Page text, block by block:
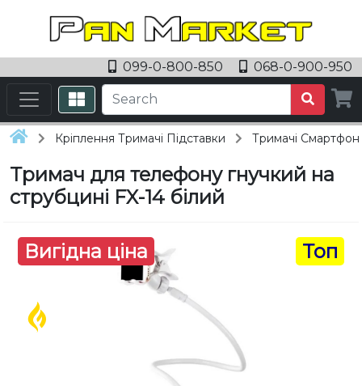
099-0-800-850 068-0-900-950
Кріплення Тримачі Підставки Тримачі
Тримач для телефону гнучкий на
струбцині FX-14 білий
Вигідна ціна Топ